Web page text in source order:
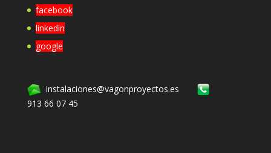
facebook
linkedin
google
instalaciones@vagonproyectos.es
913 66 07 45